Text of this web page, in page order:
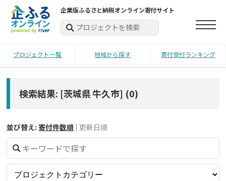
企業版ふるさと納税オンライン寄付サイト
プロジェクト一覧 地域から探す 寄付受付ランキング
検索結果: [茨城県 牛久市] (0)
並び替え: 寄付件数順 | 更新日順